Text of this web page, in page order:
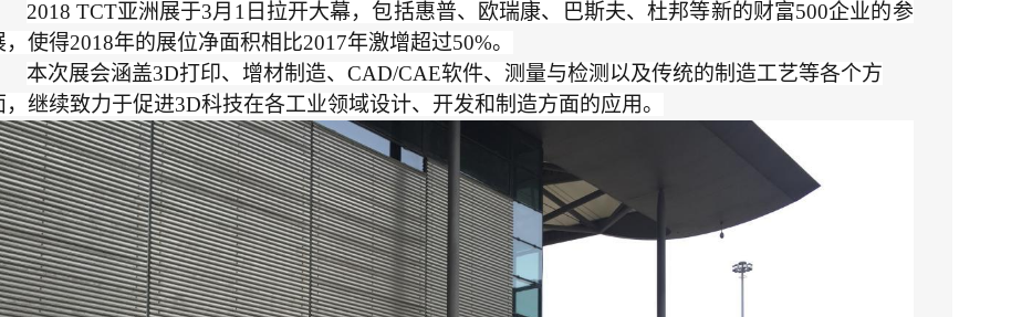
2018 TCT亚洲展于3月1日拉开大幕，包括惠普、欧瑞康、巴斯夫、杜邦等新的财富500企业的参
，使得2018年的展位净面积相比2017年激增超过50%。
本次展会涵盖3D打印、增材制造、CAD/CAE软件、测量与检测以及传统的制造工艺等各个方
，继续致力于促进3D科技在各工业领域设计、开发和制造方面的应用。